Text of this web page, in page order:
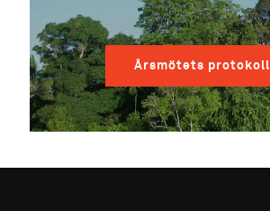
Årsmötets protokoll